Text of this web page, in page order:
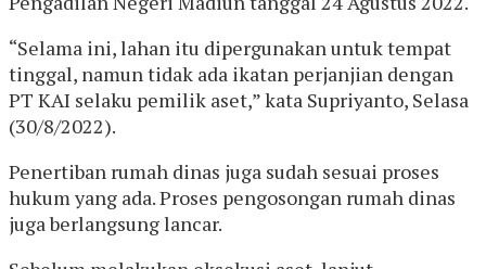
“Selama ini, lahan itu dipergunakan untuk tempat
tinggal, namun tidak ada ikatan perjanjian dengan
PT KAI selaku pemilik aset,” kata Supriyanto, Selasa
(30/8/2022).
Penertiban rumah dinas juga sudah sesuai proses
hukum yang ada. Proses pengosongan rumah dinas
juga berlangsung lancar.